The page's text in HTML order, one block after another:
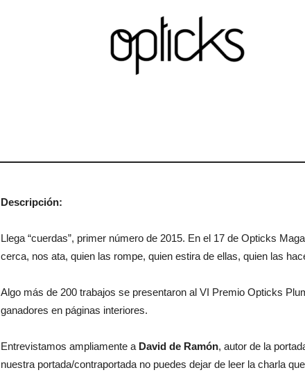
Descripción:
Llega “cuerdas”, primer número de 2015. En el 17 de Opticks
cerca, nos ata, quien las rompe, quien estira de ellas, quien las
Algo más de 200 trabajos se presentaron al VI Premio Opticks
ganadores en páginas interiores.
Entrevistamos ampliamente a David de Ramón, autor de la
nuestra portada/contraportada no puedes dejar de leer la charla